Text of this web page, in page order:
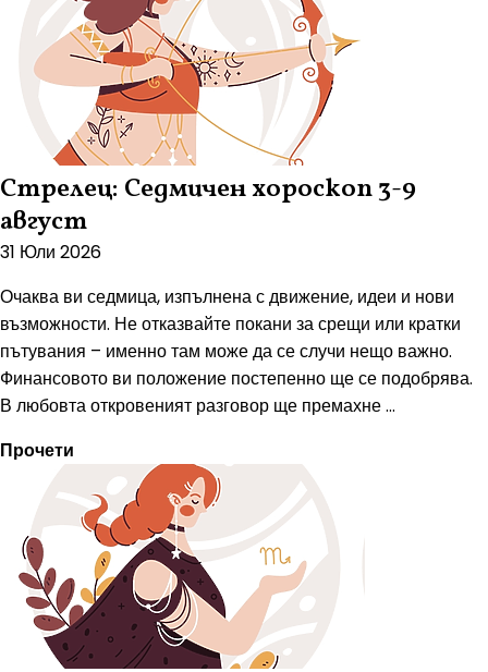
Стрелец: Седмичен хороскоп 3-9
август
31 Юли 2026
Очаква ви седмица, изпълнена с движение, идеи и нови
възможности. Не отказвайте покани за срещи или кратки
пътувания – именно там може да се случи нещо важно.
Финансовото ви положение постепенно ще се подобрява.
В любовта откровеният разговор ще премахне ...
Прочети